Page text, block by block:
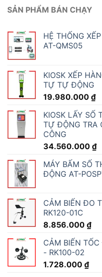
SẢN PHẨM BÁN CHẠY
HỆ THỐNG
AT-QMS05
KIOSK XẾP
TỰ TỰ ĐỘNG
19.980.000 ₫
KIOSK LẤY SỐ
TỰ ĐỘNG TRA
CÔNG
34.560.000 ₫
MÁY BẤM SỐ
ĐỘNG AT-
CẢM BIẾN ĐO
RK120-01C
8.856.000 ₫
CẢM BIẾN
- RK100-02
1.728.000 ₫